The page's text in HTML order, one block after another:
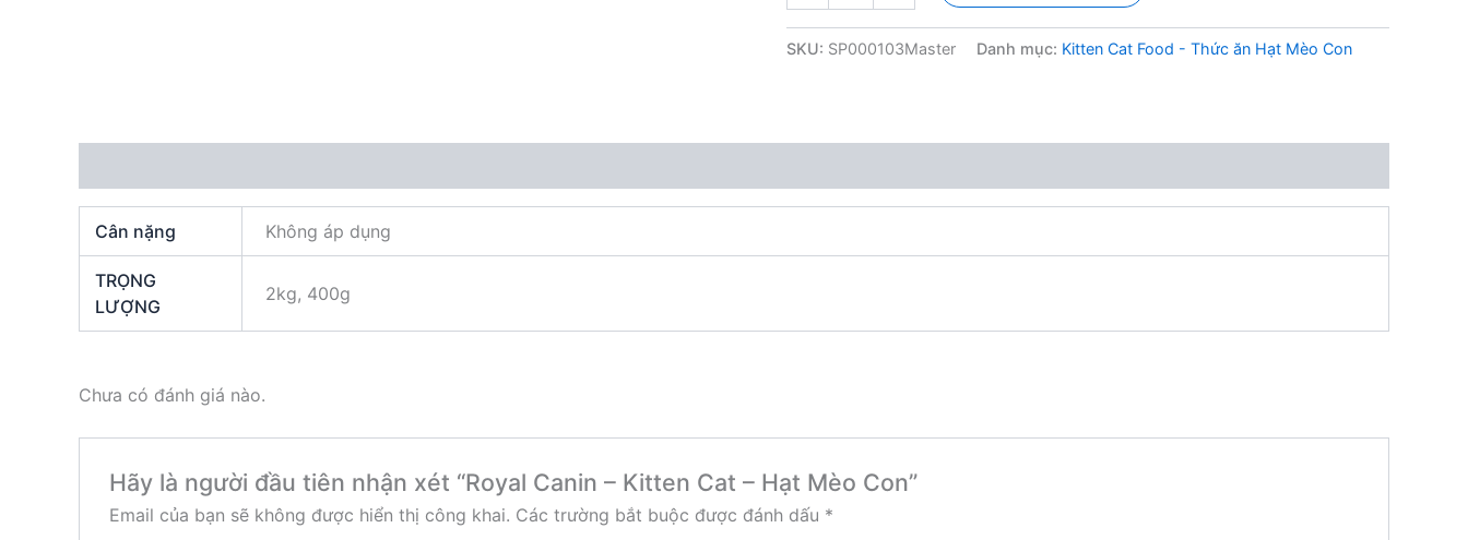
Kitten
lượng
SKU: SP000103Master Danh mục: Kitten Cat Food - Thức ăn Hạt Mèo Con
Cân nặng Không áp dụng
TRỌNG
LƯỢNG
2kg, 400g
Chưa có đánh giá nào.
Hãy là người đầu tiên nhận xét “Royal Canin – Kitten Cat – Hạt Mèo Con”
Email của bạn sẽ không được hiển thị công khai. Các trường bắt buộc được đánh dấu *